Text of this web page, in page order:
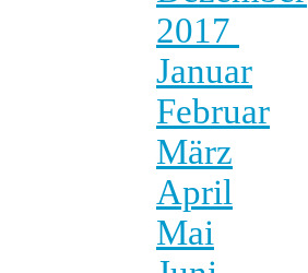
2017
Januar
Februar
März
April
Mai